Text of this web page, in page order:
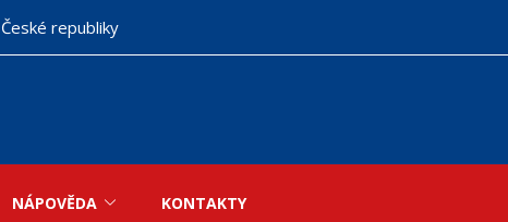
republiky
NÁPOVĚDA KONTAKTY